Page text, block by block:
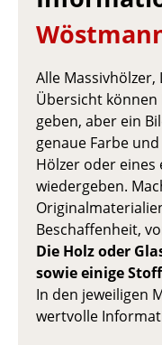
Alle
Übersicht
geben, aber ein
genaue Farbe
Hölzer oder eines
wiedergeben.
Beschaffenheit,
Die Holz oder
sowie einige
In den jeweiligen
wertvolle